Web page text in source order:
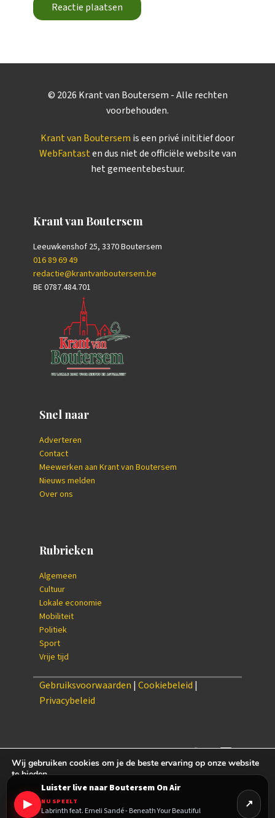
Reactie plaatsen
© 2026 Krant van Boutersem - Alle rechten
voorbehouden.
Krant van Boutersem is een privé inititief door
WebFantasten dus niet de officiële website van
het gemeentebestuur.
Krant van Boutersem
Leeuwkenshof 25, 3370 Boutersem
016 89 69 49
redactie@krantvanboutersem.be
BE 0787.484.701
Snel naar
Adverteren
Contact
Meewerken aan Krant van Boutersem
Nieuws melden
Over ons
Rubrieken
Algemeen
Cultuur
Lokale economie
Mobiliteit
Politiek
Sport
Vrije tijd
Gebruiksvoorwaarden | Cookiebeleid |
Privacybeleid
▶
Luister live naar Boutersem On Air
NU SPEELT
Labrinth feat. Emeli Sandé - Beneath Your Beautiful
Wij gebruiken cookies om je de beste ervaring op onze website
te bieden.
Je kan meer te weten komen over welke cookies wij gebruiken of
ze uitschakelen via